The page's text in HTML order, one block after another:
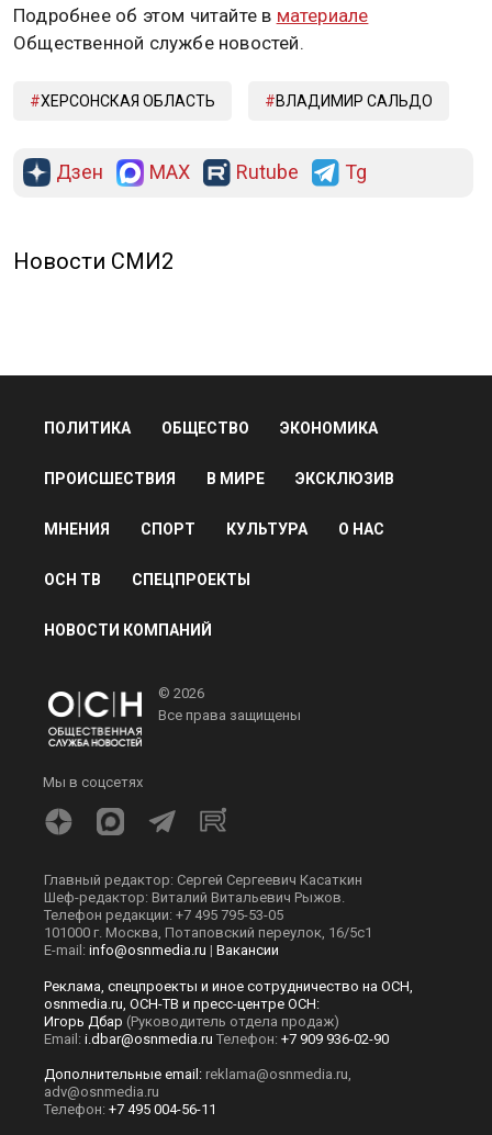
Подробнее об этом читайте в материале
Общественной службе новостей.
ХЕРСОНСКАЯ ОБЛАСТЬ ВЛАДИМИР САЛЬДО
Дзен MAX Rutube Tg
Новости СМИ2
ПОЛИТИКА ОБЩЕСТВО ЭКОНОМИКА
ПРОИСШЕСТВИЯ В МИРЕ ЭКСКЛЮЗИВ
МНЕНИЯ СПОРТ КУЛЬТУРА О НАС
ОСН ТВ СПЕЦПРОЕКТЫ
НОВОСТИ КОМПАНИЙ
© 2026
Все права защищены
Мы в соцсетях
Главный редактор: Сергей Сергеевич Касаткин
Шеф-редактор: Виталий Витальевич Рыжов.
Телефон редакции: +7 495 795-53-05
101000 г. Москва, Потаповский переулок, 16/5с1
E-mail: info@osnmedia.ru | Вакансии
Реклама, спецпроекты и иное сотрудничество на ОСН,
osnmedia.ru, ОСН-ТВ и пресс-центре ОСН:
Игорь Дбар (Руководитель отдела продаж)
Email: i.dbar@osnmedia.ru Телефон: +7 909 936-02-90
Дополнительные email: reklama@osnmedia.ru
adv@osnmedia.ru
Телефон: +7 495 004-56-11